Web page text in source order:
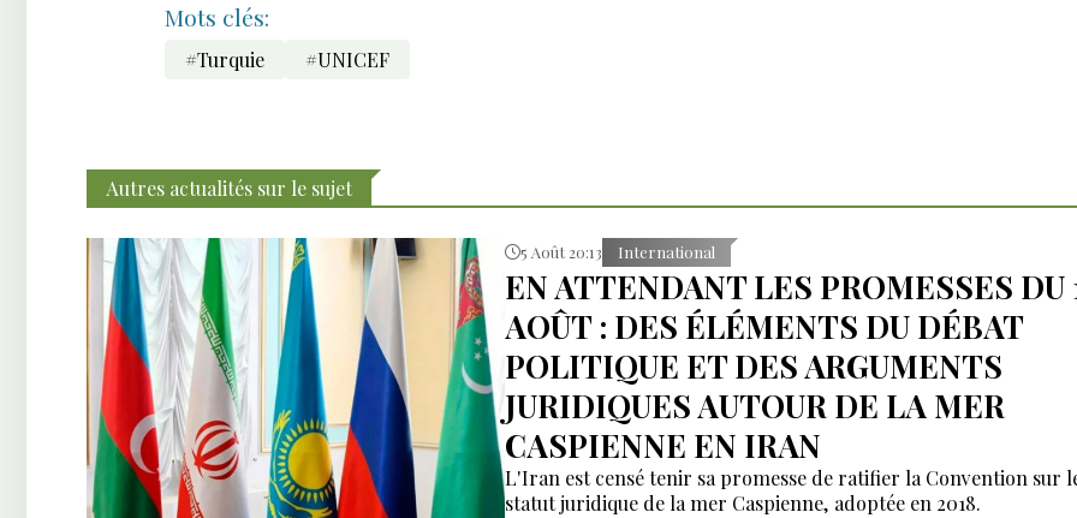
Mots clés:
#Turquie #UNICEF
Autres actualités sur le sujet
5 Août 20:13 International
EN ATTENDANT LES PROMESSES DU
AOÛT : DES ÉLÉMENTS DU DÉBAT
POLITIQUE ET DES ARGUMENTS
JURIDIQUES AUTOUR DE LA MER
CASPIENNE EN IRAN
L'Iran est censé tenir sa promesse de ratifier la Convention sur
statut juridique de la mer Caspienne, adoptée en 2018.